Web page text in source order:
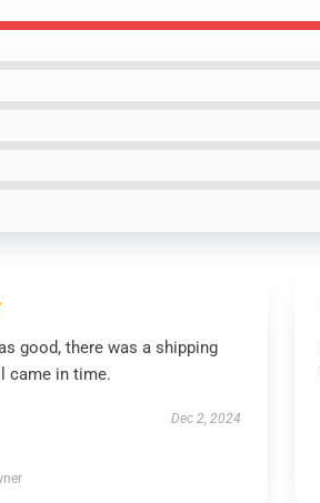
good, there was a shipping
came in time.
Dec 2, 2024